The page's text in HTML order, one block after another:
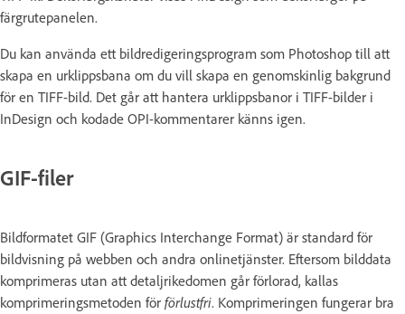
färgrutepanelen.
Du kan använda ett bildredigeringsprogram som Photoshop till att
skapa en urklippsbana om du vill skapa en genomskinlig bakgrund
för en TIFF-bild. Det går att hantera urklippsbanor i TIFF-bilder i
InDesign och kodade OPI-kommentarer känns igen.
GIF-filer
Bildformatet GIF (Graphics Interchange Format) är standard för
bildvisning på webben och andra onlinetjänster. Eftersom bilddata
komprimeras utan att detaljrikedomen går förlorad, kallas
komprimeringsmetoden för förlustfri. Komprimeringen fungerar bra